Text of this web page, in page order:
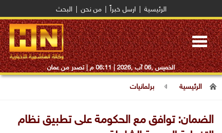
الرئيسية ارسل خبراً من نحن البحث
Toggle
navigation
الخميس ,06 آب ,2026 | 06:11 م | تصدر من عمان
الرئيسية برلمانيات
الضمان: توافق مع الحكومة على تطبيق نظام